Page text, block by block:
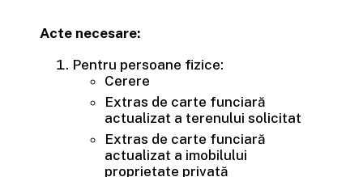
Acte necesare:
Pentru persoane fizice:
Cerere
Extras de carte funciară
actualizat a terenului solicitat
Extras de carte funciară
actualizat a imobilului
proprietate privată